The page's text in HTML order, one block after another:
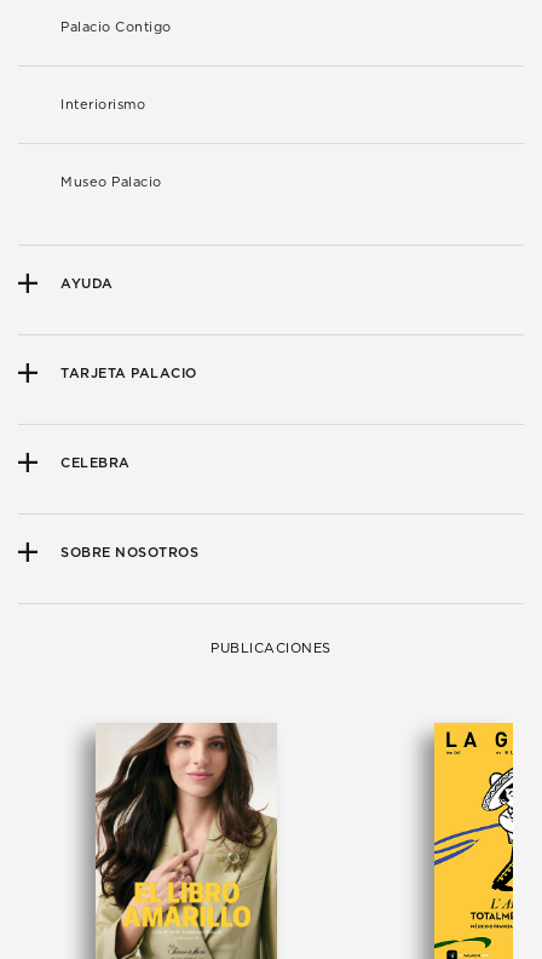
Palacio Contigo
Interiorismo
Museo Palacio
AYUDA
TARJETA PALACIO
CELEBRA
SOBRE NOSOTROS
PUBLICACIONES